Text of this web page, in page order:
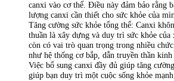
canxi vào cơ thể. Điều này đảm bảo rằng
lượng canxi cần thiết cho sức khỏe của
Tăng cường sức khỏe tổng thể: Canxi
thuần là xây dựng và duy trì sức khỏe của
còn có vai trò quan trọng trong nhiều
như hệ thống cơ bắp, dẫn truyền thần
Việc bổ sung canxi đầy đủ giúp tăng
giúp bạn duy trì một cuộc sống khỏe